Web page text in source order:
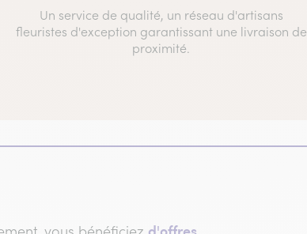
Un service de qualité, un réseau d'artisans
fleuristes d'exception garantissant une livraison de
proximité.